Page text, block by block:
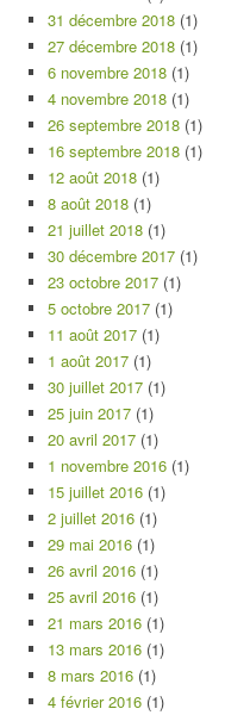
31 décembre 2018 (1)
27 décembre 2018 (1)
6 novembre 2018 (1)
4 novembre 2018 (1)
26 septembre 2018 (1)
16 septembre 2018 (1)
12 août 2018 (1)
8 août 2018 (1)
21 juillet 2018 (1)
30 décembre 2017 (1)
23 octobre 2017 (1)
5 octobre 2017 (1)
11 août 2017 (1)
1 août 2017 (1)
30 juillet 2017 (1)
25 juin 2017 (1)
20 avril 2017 (1)
1 novembre 2016 (1)
15 juillet 2016 (1)
2 juillet 2016 (1)
29 mai 2016 (1)
26 avril 2016 (1)
25 avril 2016 (1)
21 mars 2016 (1)
13 mars 2016 (1)
8 mars 2016 (1)
4 février 2016 (1)